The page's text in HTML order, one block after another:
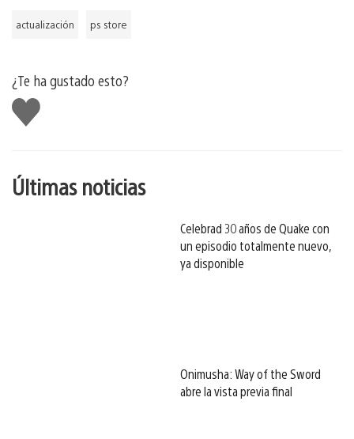
actualización ps store
¿Te ha gustado esto?
Me
gusta
Últimas noticias
Celebrad 30 años de Quake con
un episodio totalmente nuevo,
ya disponible
Onimusha: Way of the Sword
abre la vista previa final